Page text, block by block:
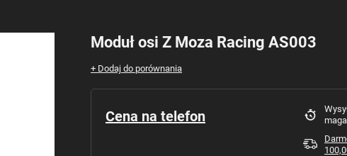
Moduł osi Z Moza Racing AS003
+ Dodaj do porównania
Cena na telefon